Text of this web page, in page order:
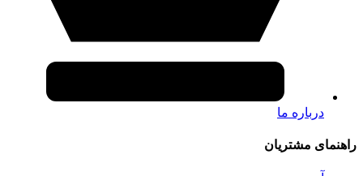
درباره ما
راهنمای مشتریان